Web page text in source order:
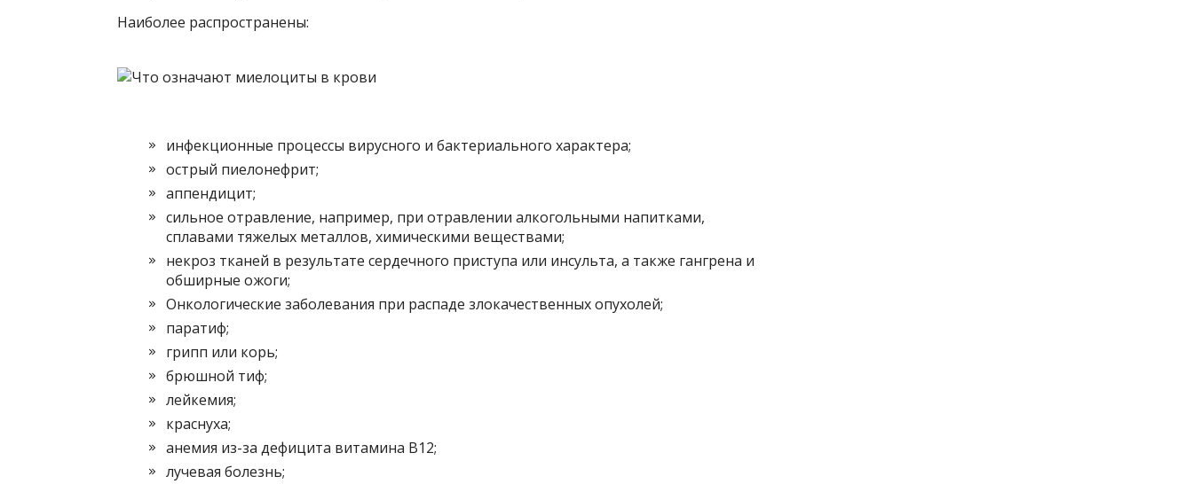
Наиболее распространены:
инфекционные процессы вирусного и бактериального характера;
острый пиелонефрит;
аппендицит;
сильное отравление, например, при отравлении алкогольными напитками,
сплавами тяжелых металлов, химическими веществами;
некроз тканей в результате сердечного приступа или инсульта, а также гангрена и
обширные ожоги;
Онкологические заболевания при распаде злокачественных опухолей;
паратиф;
грипп или корь;
брюшной тиф;
лейкемия;
краснуха;
анемия из-за дефицита витамина B12;
лучевая болезнь;